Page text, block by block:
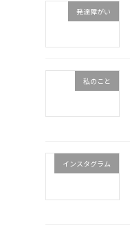
発達障がい
私のこと
インスタグラム